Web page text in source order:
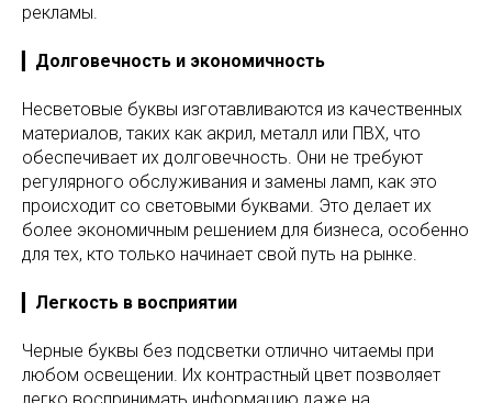
рекламы.
Долговечность и экономичность
Несветовые буквы изготавливаются из качественных
материалов, таких как акрил, металл или ПВХ, что
обеспечивает их долговечность. Они не требуют
регулярного обслуживания и замены ламп, как это
происходит со световыми буквами. Это делает их
более экономичным решением для бизнеса, особенно
для тех, кто только начинает свой путь на рынке.
Легкость в восприятии
Черные буквы без подсветки отлично читаемы при
любом освещении. Их контрастный цвет позволяет